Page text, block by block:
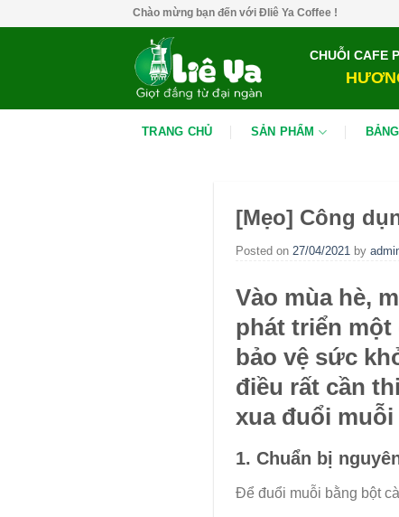
Chào mừng bạn đến với Đliê Ya Coffee !
CHUỖI CAFE
TRANG CHỦ SẢN PHẨM
[Mẹo] Công
Posted on 27/04/2021 by
Vào mùa hè,
phát triển một
bảo vệ sức
điều rất cần
xua đuổi
1. Chuẩn bị
Để đuổi muỗi bằng bột